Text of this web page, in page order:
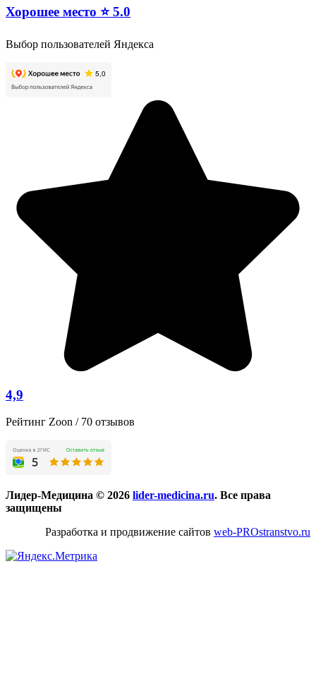
Хорошее место ⭐ 5.0
Выбор пользователей Яндекса
4,9
Рейтинг Zoon / 70 отзывов
Лидер-Медицина © 2026 lider-medicina.ru. Все права
защищены
Разработка и продвижение сайтов web-PROstranstvo.ru